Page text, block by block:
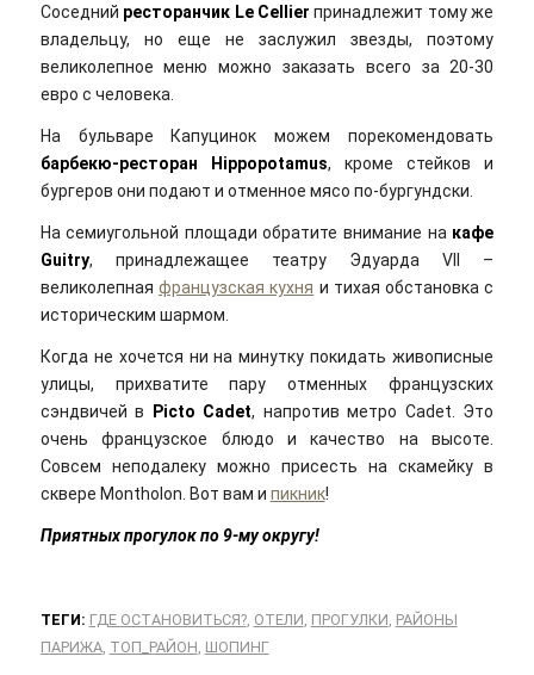
Соседний ресторанчик Le Cellier принадлежит тому же
владельцу, но еще не заслужил звезды, поэтому
великолепное меню можно заказать всего за 20-30
евро с человека.
На бульваре Капуцинок можем порекомендовать
барбекю-ресторан Hippopotamus, кроме стейков и
бургеров они подают и отменное мясо по-бургундски.
На семиугольной площади обратите внимание на кафе
Guitry, принадлежащее театру Эдуарда VII –
великолепная французская кухня и тихая обстановка с
историческим шармом.
Когда не хочется ни на минутку покидать живописные
улицы, прихватите пару отменных французских
сэндвичей в
Picto Cadet, напротив метро Cadet. Это
очень французское блюдо и качество на высоте.
Совсем неподалеку можно присесть на скамейку в
сквере Montholon. Вот вам и пикник!
Приятных прогулок по 9-му округу!
ТЕГИ: ГДЕ ОСТАНОВИТЬСЯ?, ОТЕЛИ ПРОГУЛКИ РАЙОНЫ
ПАРИЖА, ТОП_РАЙОН ШОПИНГ